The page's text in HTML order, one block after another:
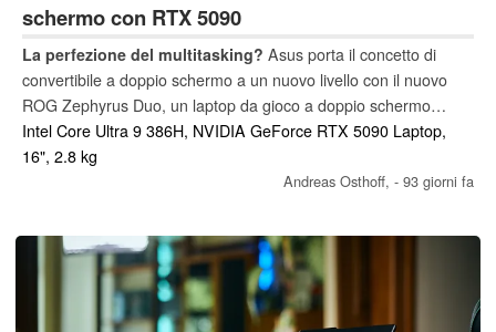
schermo con RTX 5090
La perfezione del multitasking? Asus porta il concetto di
convertibile a doppio schermo a un nuovo livello con il nuovo
ROG Zephyrus Duo, un laptop da gioco a doppio schermo
alimentato dalle CPU Panther Lake di Intel e da GeForce RTX
5090.
Intel Core Ultra 9 386H, NVIDIA GeForce RTX 5090 Laptop,
16", 2.8 kg
Andreas Osthoff, - 93 giorni fa